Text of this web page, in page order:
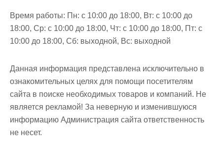
Время работы: Пн: с 10:00 до 18:00, Вт: с 10:00 до
18:00, Ср: с 10:00 до 18:00, Чт: с 10:00 до 18:00, Пт: с
10:00 до 18:00, Сб: выходной, Вс: выходной
Данная информация представлена исключительно в
ознакомительных целях для помощи посетителям
сайта в поиске необходимых товаров и компаний. Не
является рекламой! За неверную и изменившуюся
информацию Администрация сайта ответственность
не несет.